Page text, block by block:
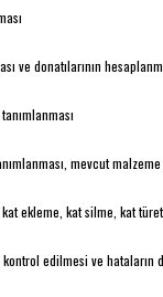
ve donatılarının
mevcut malzeme
ekleme, kat silme, kat
kontrol edilmesi ve hataların